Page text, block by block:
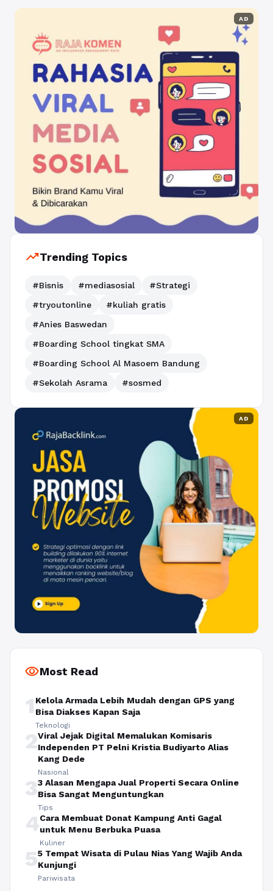
AD
trending_upTrending Topics
#Bisnis #mediasosial
#Strategi
#tryoutonline
#kuliah gratis
#Anies Baswedan
#Boarding School tingkat SMA
#Boarding School Al Masoem Bandung
#Sekolah Asrama
#sosmed
AD
visibilityMost Read
1 Kelola Armada Lebih Mudah dengan GPS yang
Bisa Diakses Kapan Saja
Teknologi
2Viral Jejak Digital Memalukan Komisaris
Independen PT Pelni Kristia Budiyarto Alias
Kang Dede
Nasional
33 Alasan Mengapa Jual Properti Secara Online
Bisa Sangat Menguntungkan
Tips
4Cara Membuat Donat Kampung Anti Gagal
untuk Menu Berbuka Puasa
Kuliner
55 Tempat Wisata di Pulau Nias Yang Wajib Anda
Kunjungi
Pariwisata